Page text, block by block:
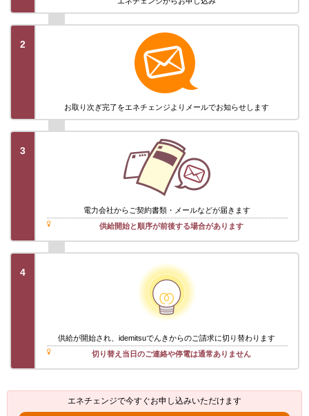
2
お取り次ぎ完了をエネチェンジより メールでお知らせします
3
電力会社から ご契約書類・メールなどが届きます
供給開始と順序が前後する場合があります
4
供給が開始され、idemitsuでんきからのご請求に切り替わります
切り替え当日のご連絡や停電は通常ありません
エネチェンジで今すぐお申し込みいただけます